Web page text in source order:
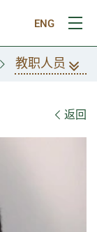
ENG
打
教职人员
返回